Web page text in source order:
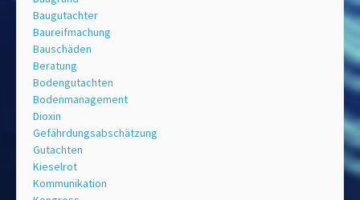
Baugutachter
Baureifmachung
Bauschäden
Beratung
Bodengutachten
Bodenmanagement
Dioxin
Gefährdungsabschätzung
Gutachten
Kieselrot
Kommunikation